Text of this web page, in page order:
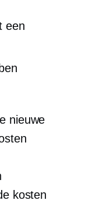
een
nieuwe
kosten